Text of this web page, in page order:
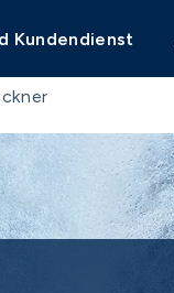
Kundendienst